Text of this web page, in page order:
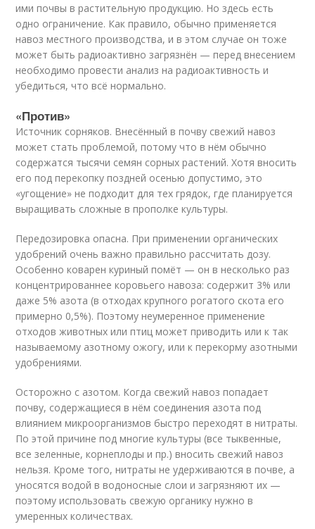
ими почвы в растительную продукцию. Но здесь есть
одно ограничение. Как правило, обычно применяется
навоз местного производства, и в этом случае он тоже
может быть радиоактивно загрязнён — перед внесением
необходимо провести анализ на радиоактивность и
убедиться, что всё нормально.
«Против»
Источник сорняков. Внесённый в почву свежий навоз
может стать проблемой, потому что в нём обычно
содержатся тысячи семян сорных растений. Хотя вносить
его под перекопку поздней осенью допустимо, это
«угощение» не подходит для тех грядок, где планируется
выращивать сложные в прополке культуры.
Передозировка опасна. При применении органических
удобрений очень важно правильно рассчитать дозу.
Особенно коварен куриный помёт — он в несколько раз
концентрированнее коровьего навоза: содержит 3% или
даже 5% азота (в отходах крупного рогатого скота его
примерно 0,5%). Поэтому неумеренное применение
отходов животных или птиц может приводить или к так
называемому азотному ожогу, или к перекорму азотными
удобрениями.
Осторожно с азотом. Когда свежий навоз попадает
почву, содержащиеся в нём соединения азота под
влиянием микроорганизмов быстро переходят в нитраты.
По этой причине под многие культуры (все тыквенные,
все зеленные, корнеплоды и пр.) вносить свежий навоз
нельзя. Кроме того, нитраты не удерживаются в почве, а
уносятся водой в водоносные слои и загрязняют их —
поэтому использовать свежую органику нужно в
умеренных количествах.